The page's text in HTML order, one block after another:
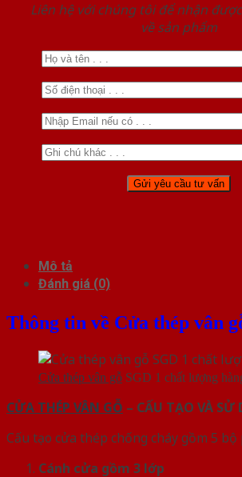
Liên hệ với chúng tôi để nhận
về sản phẩm
Mô tả
Đánh giá (0)
Thông tin về Cửa thép vân
Cửa thép vân gỗ SGD 1 chất lượng
CỬA THÉP VÂN GỖ – CẤU TẠO VÀ SỬ
Cấu tạo cửa thép chống cháy gồm 5
Cánh cửa gồm 3 lớp